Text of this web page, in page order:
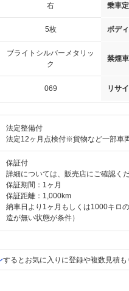
右 乗車
5枚 ボデ
ブライトシルバーメタリッ
ク
禁煙車
069 リサ
法定整備付
法定12ヶ月点検付※貨物など一部車
保証付
詳細については、販売店にご確認くだ
保証期間：1ヶ月
保証距離：1,000km
納車日より1ヶ月もしくは1000キロ
造が無い状態が条件）
するとお気に入りに登録や複数見積も